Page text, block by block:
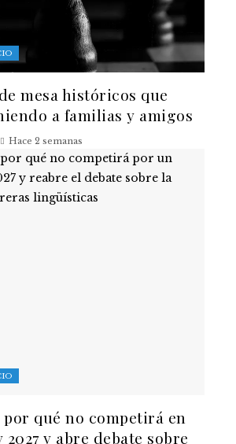
mesa históricos que
a familias y amigos
Hace 2 semanas
por qué no competirá en
y abre debate sobre